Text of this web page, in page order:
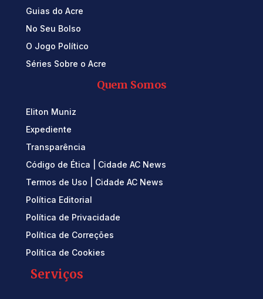
Guias do Acre
No Seu Bolso
O Jogo Político
Séries Sobre o Acre
Quem Somos
Eliton Muniz
Expediente
Transparência
Código de Ética | Cidade AC News
Termos de Uso | Cidade AC News
Política Editorial
Política de Privacidade
Política de Correções
Política de Cookies
Serviços